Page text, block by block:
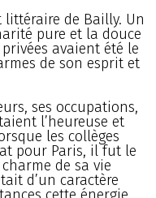
de Bailly. Un
pure et la douce
avaient été le
de son esprit et
ses occupations,
l’heureuse et
les collèges
pour Paris, il fut le
de sa vie
d’un caractère